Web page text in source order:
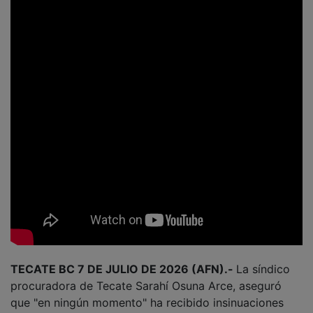
TECATE BC 7 DE JULIO DE 2026 (AFN).- La síndico
procuradora de Tecate Sarahí Osuna Arce, aseguró
que "en ningún momento" ha recibido insinuaciones